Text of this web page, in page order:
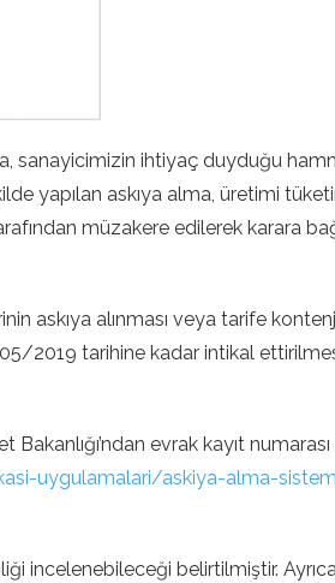
sanayicimizin ihtiyaç duyduğu
yapılan askıya alma, üretimi
müzakere edilerek karara
askıya alınması veya tarife
2019 tarihine kadar intikal
evrak kayıt numarası
uygulamalari/askiya-alma-
incelenebileceği belirtilmiştir.